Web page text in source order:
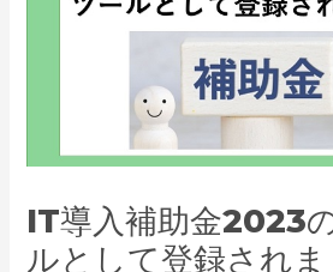
IT導入補助金2023
ルとして登録されま